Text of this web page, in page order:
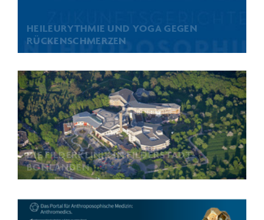
HEILEURYTHMIE UND YOGA GEGEN
RÜCKENSCHMERZEN
DIE FILDERKLINIK IN FILDERSTADT-
BONLANDEN